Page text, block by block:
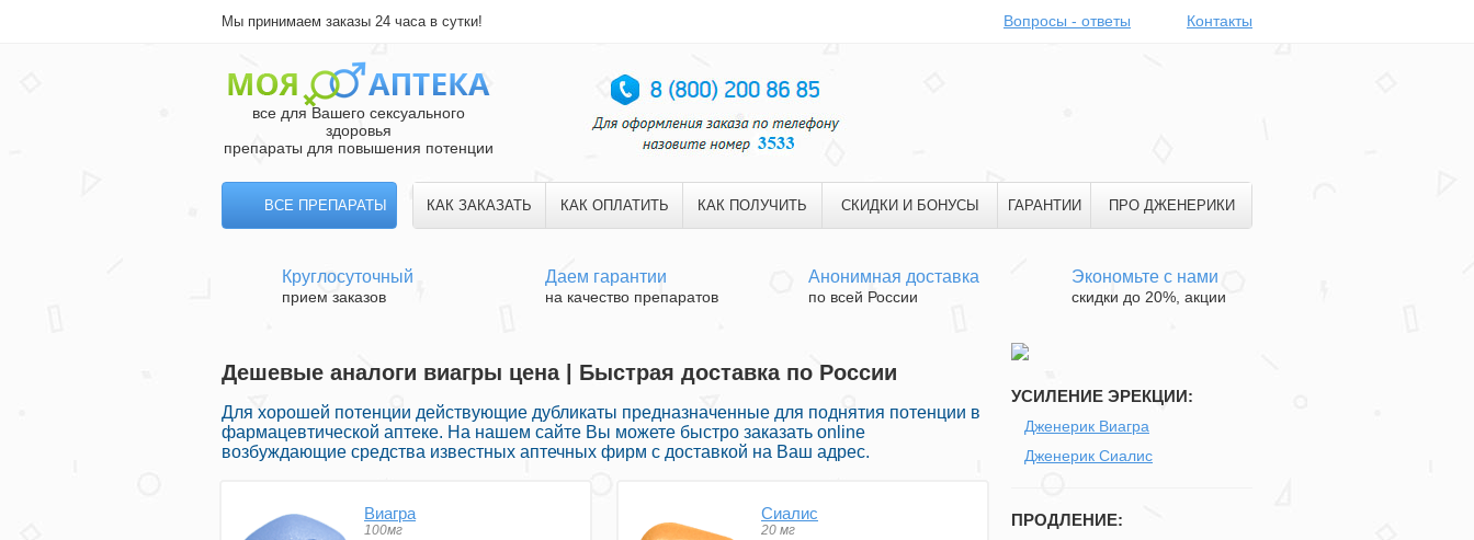
Мы принимаем заказы 24 часа в сутки! Вопросы - ответы Контакты
все для Вашего сексуального
здоровья
препараты для повышения потенции
ВСЕ ПРЕПАРАТЫ КАК ЗАКАЗАТЬ КАК ОПЛАТИТЬ КАК ПОЛУЧИТЬ СКИДКИ И БОНУСЫ ГАРАНТИИ ПРО ДЖЕНЕРИКИ
Круглосуточный
прием заказов
Даем гарантии
на качество препаратов
Анонимная доставка
по всей России
Экономьте с нами
скидки до 20%, акции
Дешевые аналоги виагры цена | Быстрая доставка по России
Для хорошей потенции действующие дубликаты предназначенные для поднятия потенции в
фармацевтической аптеке. На нашем сайте Вы можете быстро заказать online
возбуждающие средства известных аптечных фирм с доставкой на Ваш адрес.
Виагра
100мг
Сиалис
20 мг
УСИЛЕНИЕ ЭРЕКЦИИ:
Дженерик Виагра
Дженерик Сиалис
ПРОДЛЕНИЕ: